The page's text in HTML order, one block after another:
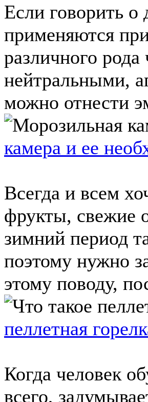
Если говорить о
применяются
различного
нейтральными,
можно отнести
камера и ее
Всегда и всем
фрукты, свежие
зимний период
поэтому нужно
этому поводу,
пеллетная
Когда человек
всего,